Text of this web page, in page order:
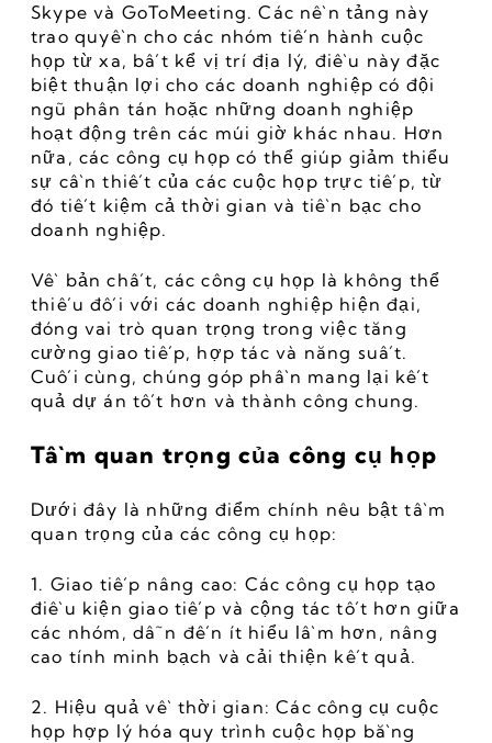
Skype và GoToMeeting. Các nền tảng này
trao quyền cho các nhóm tiến hành cuộc
họp từ xa, bất kể vị trí địa lý, điều này đặc
biệt thuận lợi cho các doanh nghiệp có đội
ngũ phân tán hoặc những doanh nghiệp
hoạt động trên các múi giờ khác nhau. Hơn
nữa, các công cụ họp có thể giúp giảm thiểu
sự cần thiết của các cuộc họp trực tiếp, từ
đó tiết kiệm cả thời gian và tiền bạc cho
doanh nghiệp.
Về bản chất, các công cụ họp là không thể
thiếu đối với các doanh nghiệp hiện đại,
đóng vai trò quan trọng trong việc tăng
cường giao tiếp, hợp tác và năng suất.
Cuối cùng, chúng góp phần mang lại kết
quả dự án tốt hơn và thành công chung.
Tầm quan trọng của công cụ họp
Dưới đây là những điểm chính nêu bật tầm
quan trọng của các công cụ họp:
1. Giao tiếp nâng cao: Các công cụ họp tạo
điều kiện giao tiếp và cộng tác tốt hơn giữa
các nhóm, dẫn đến ít hiểu lầm hơn, nâng
cao tính minh bạch và cải thiện kết quả.
2. Hiệu quả về thời gian: Các công cụ cuộc
họp hợp lý hóa quy trình cuộc họp bằng